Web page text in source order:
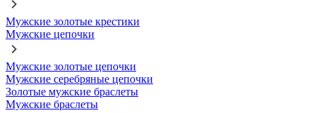
Мужские золотые крестики
Мужские цепочки
Мужские золотые цепочки
Мужские серебряные цепочки
Золотые мужские браслеты
Мужские браслеты